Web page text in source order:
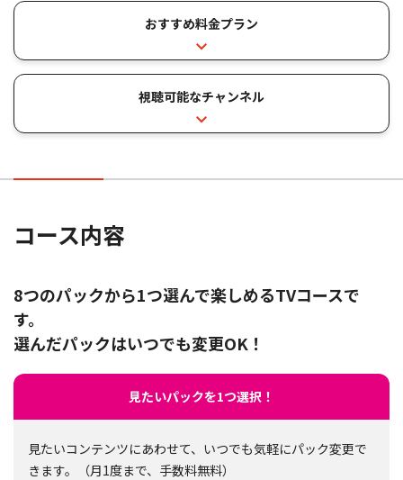
録画用ハードディスク（J:COM LINK専用）
おすすめ料金プラン
視聴可能なチャンネル
コース内容
8つのパックから1つ選んで楽しめるTVコースで
す。
選んだパックはいつでも変更OK！
見たいパックを1つ選択！
見たいコンテンツにあわせて、いつでも気軽にパック変更で
きます。（月1度まで、手数料無料）